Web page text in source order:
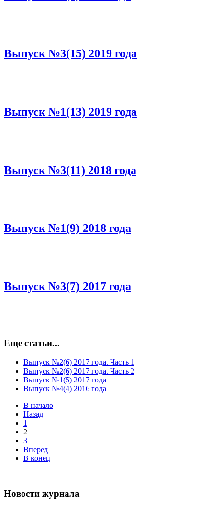
Выпуск №3(15) 2019 года
Выпуск №1(13) 2019 года
Выпуск №3(11) 2018 года
Выпуск №1(9) 2018 года
Выпуск №3(7) 2017 года
Еще статьи...
Выпуск №2(6) 2017 года. Часть 1
Выпуск №2(6) 2017 года. Часть 2
Выпуск №1(5) 2017 года
Выпуск №4(4) 2016 года
В начало
Назад
1
2
3
Вперед
В конец
Новости журнала